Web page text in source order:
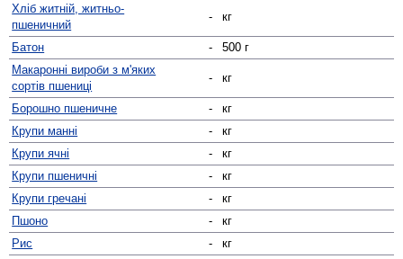
Хліб житній, житньо-
пшеничний
- кг
Батон -
500 г
Макаронні вироби з м'яких
сортів пшениці
- кг
Борошно пшеничне -
кг
Крупи манні
-
кг
Крупи ячні
-
кг
Крупи пшеничні
-
кг
Крупи гречані
-
кг
Пшоно
-
кг
Рис
-
кг